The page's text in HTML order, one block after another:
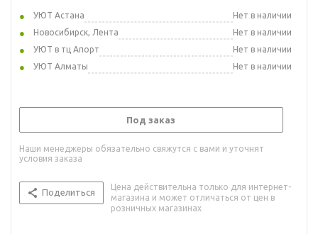
УЮТ Астана
Нет в наличии
Новосибирск, Лента
Нет в наличии
УЮТ в тц Апорт
Нет в наличии
УЮТ Алматы
Нет в наличии
Под заказ
Наши менеджеры обязательно свяжутся с вами и уточнят
условия заказа
Поделиться
Цена действительна только для интернет-
магазина и может отличаться от цен в
розничных магазинах